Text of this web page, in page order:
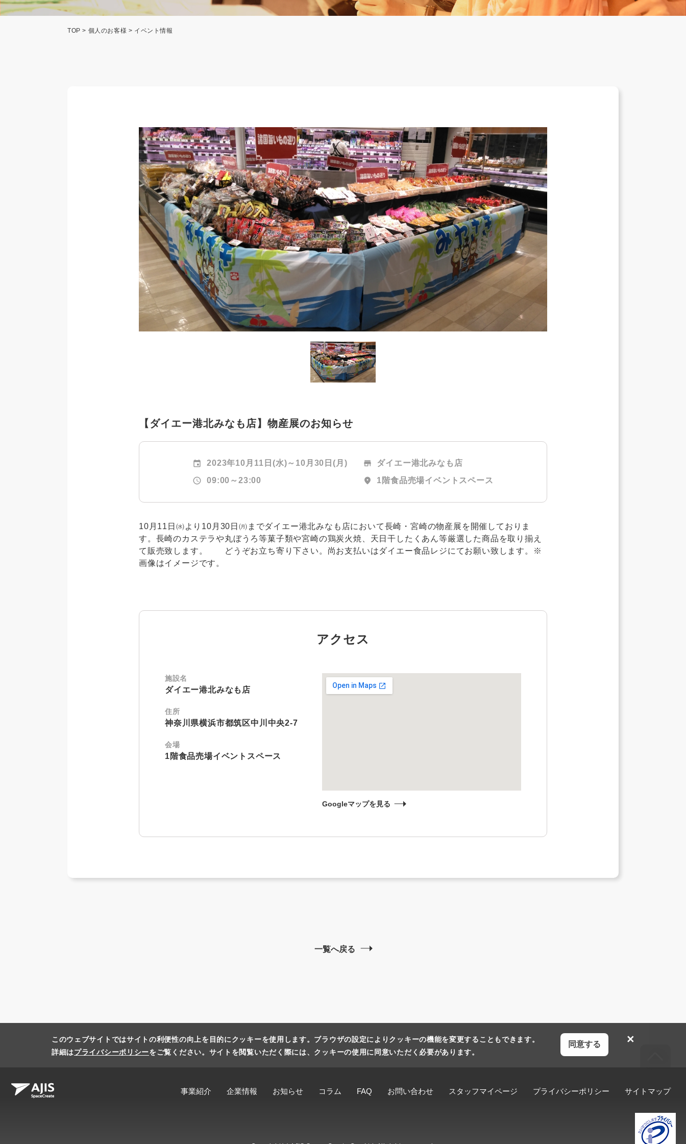
TOP > 個人のお客様 > イベント情報
【ダイエー港北みなも店】物産展のお知らせ
event 2023年10月11日(水)～ 10月30日(月)
schedule 09:00～23:00
store ダイエー港北みなも店
location_on 1階食品売場イベントスペース
10月11日㈬より10月30日㈪までダイエー港北みなも店において長崎・宮崎の物産展を開催しておりま
す。長崎のカステラや丸ぼうろ等菓子類や宮崎の鶏炭火焼、天日干したくあん等厳選した商品を取り揃え
て販売致します。 どうぞお立ち寄り下さい。尚お支払いはダイエー食品レジにてお願い致します。※
画像はイメージです。
アクセス
施設名
ダイエー港北みなも店
住所
神奈川県横浜市都筑区中川中央2-7
会場
1階食品売場イベントスペース
Googleマップを見る
一覧へ戻る
事業紹介 企業情報 お知らせ コラム FAQ お問い合わせ スタッフマイページ プライバシーポリシー サイトマップ
このウェブサイトではサイトの利便性の向上を目的にクッキーを使用します。ブラウザの設定によりクッキーの機能を変更することもできます。
詳細はプライバシーポリシーをご覧ください。サイトを閲覧いただく際には、クッキーの使用に同意いただく必要があります。
同意する ×